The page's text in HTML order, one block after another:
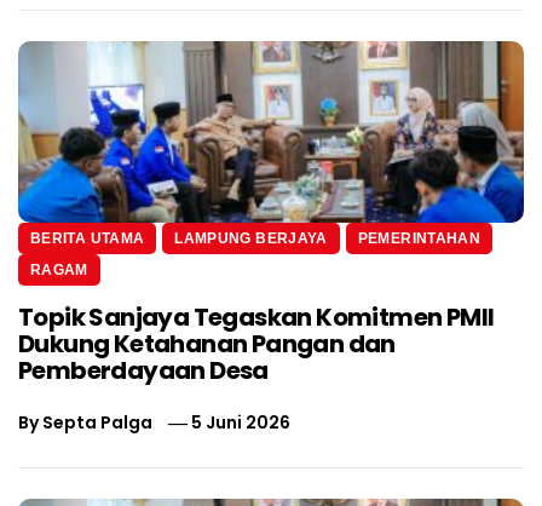
BERITA UTAMA LAMPUNG BERJAYA
PEMERINTAHAN
RAGAM
Topik Sanjaya Tegaskan Komitmen PMII
Dukung Ketahanan Pangan dan
Pemberdayaan Desa
BySepta Palga 5 Juni 2026